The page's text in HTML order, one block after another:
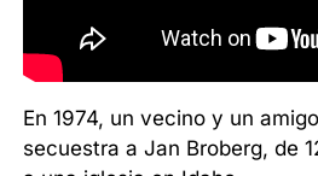
En 1974, un vecino y un
secuestra a Jan Broberg, de